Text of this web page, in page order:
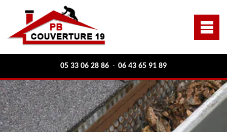
05 33 06 28 86 - 06 43 65 91 89